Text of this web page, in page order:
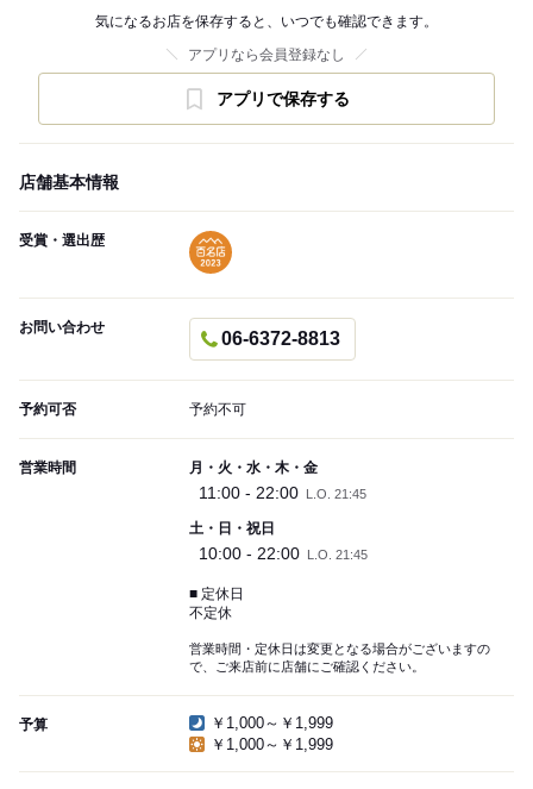
気になるお店を保存すると、いつでも確認できます。
アプリなら会員登録なし
アプリで保存する
店舗基本情報
受賞・選出歴
お問い合わせ
06-6372-8813
予約可否 予約不可
営業時間 月・火・水・木・金
11:00 - 22:00 L.O. 21:45
土・日・祝日
10:00 - 22:00 L.O. 21:45
■ 定休日
不定休
営業時間・定休日は変更となる場合がございますの
で、ご来店前に店舗にご確認ください。
予算
￥1,000～￥1,999
￥1,000～￥1,999